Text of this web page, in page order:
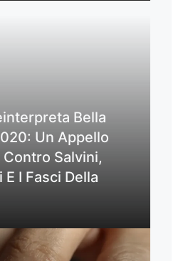
Bella
Un Appello
Salvini,
I Fasci Della